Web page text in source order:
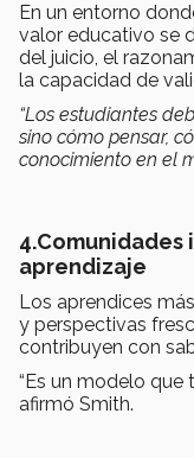
En un entorno
valor educativo se
del juicio, el
la capacidad de
“Los estudiantes
sino cómo pensar,
conocimiento en el
aprendizaje
Los aprendices
y perspectivas
contribuyen con
“Es un modelo que
afirmó Smith.